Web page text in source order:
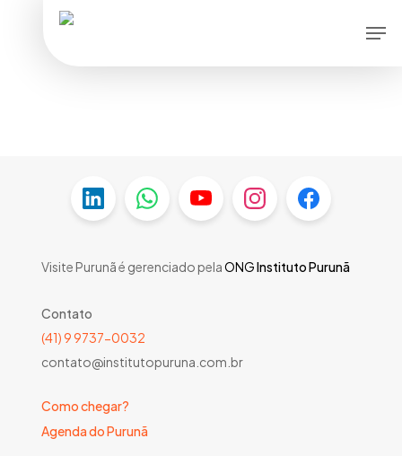
Visite Purunã é gerenciado pelaONGInstituto Purunã
Contato
(41) 9 9737-0032
contato@institutopuruna.com.br
Como chegar?
Agenda do Purunã